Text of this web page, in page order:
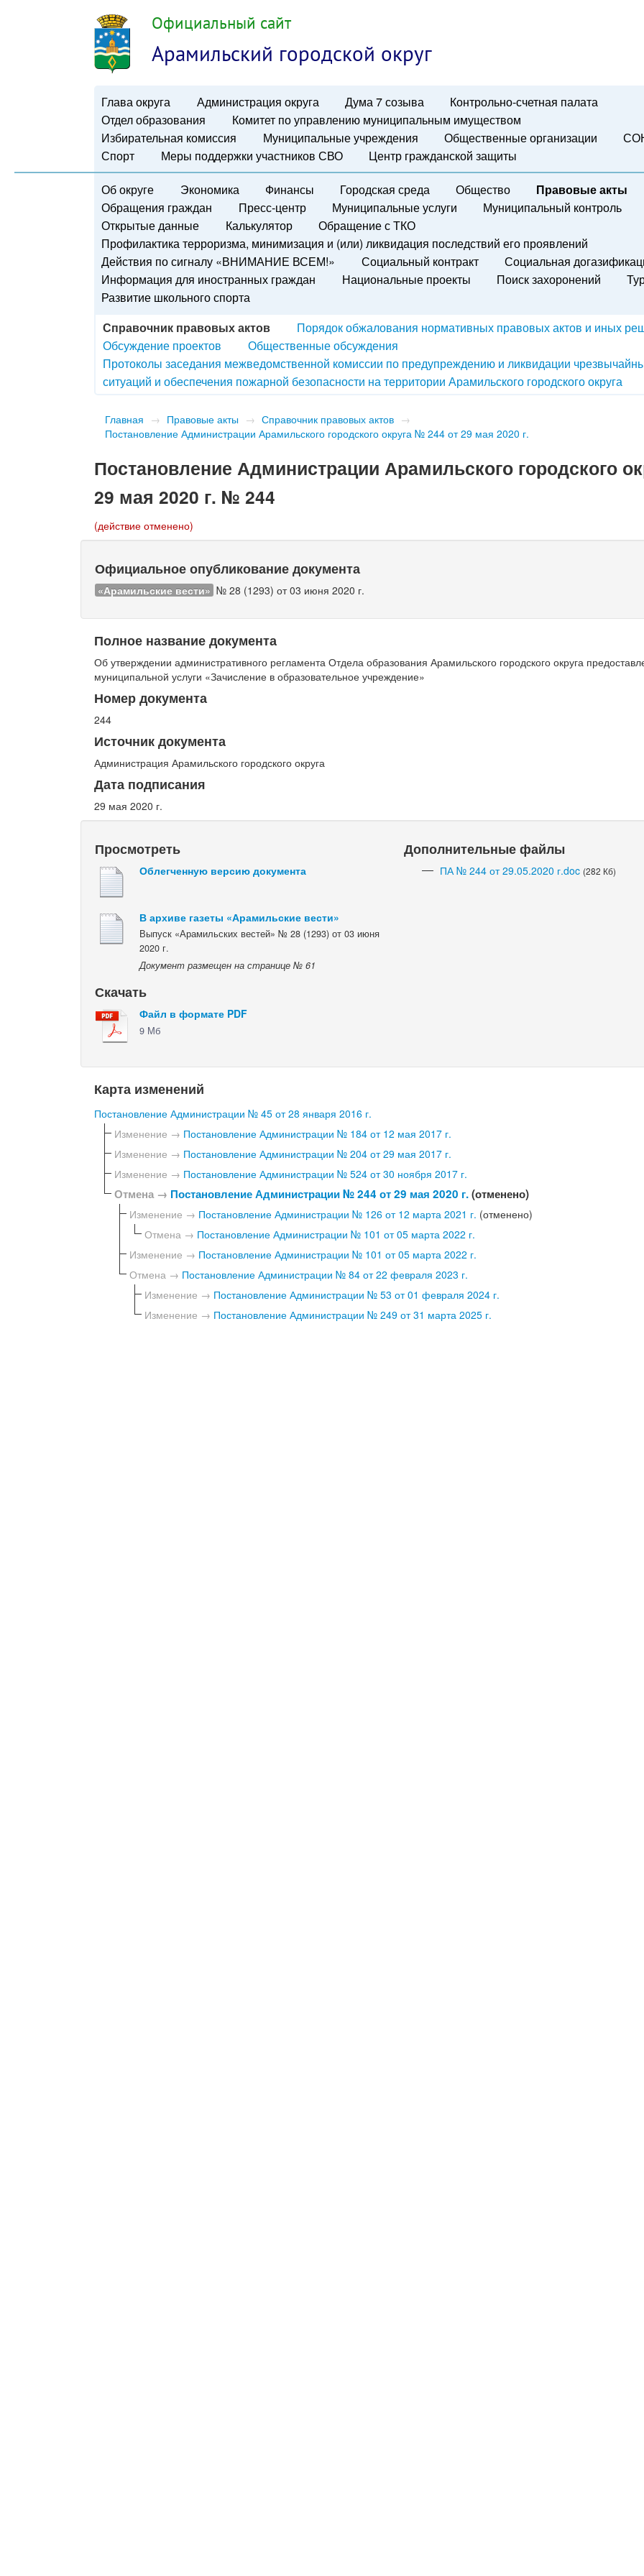
Официальный сайт
Арамильский городской округ
Глава округа Администрация округа Дума 7 созыва
Контрольно-счетная палата
Отдел образования
Комитет по управлению муниципальным имуществом
Избирательная комиссия
Муниципальные учреждения Общественные организации
Спорт
Меры поддержки участников СВО Центр гражданской защиты
Об округе Экономика Финансы Городская среда Общество
Правовые акты
Обращения граждан
Пресс-центр Муниципальные услуги
Муниципальный контроль
Открытые данные
Калькулятор
Обращение с ТКО
Профилактика терроризма, минимизация и (или) ликвидация последствий его проявлений
Действия по сигналу «ВНИМАНИЕ ВСЕМ!»
Социальный контракт
Социальная
Информация для иностранных граждан
Национальные проекты Поиск захоронений
Развитие школьного спорта
Справочник правовых актов
Порядок обжалования нормативных правовых актов и иных
Обсуждение проектов
Общественные обсуждения
Протоколы заседания межведомственной комиссии по предупреждению и ликвидации
ситуаций и обеспечения пожарной безопасности на территории Арамильского городского округа
Главная → Правовые акты → Справочник правовых актов →
Постановление Администрации Арамильского городского округа № 244 от 29 мая 2020 г.
Постановление Администрации Арамильского городского
29 мая 2020 г. № 244
(действие отменено)
Официальное опубликование документа
«Арамильские вести» № 28 (1293) от 03 июня 2020 г.
Полное название документа
Об утверждении административного регламента Отдела образования Арамильского городского округа
муниципальной услуги «Зачисление в образовательное учреждение»
Номер документа
244
Источник документа
Администрация Арамильского городского округа
Дата подписания
29 мая 2020 г.
Просмотреть
Облегченную версию документа
В архиве газеты «Арамильские вести»
Выпуск «Арамильских вестей» № 28 (1293) от 03 июня
2020 г.
Документ размещен на странице № 61
Скачать
Файл в формате PDF
9 Мб
Дополнительные файлы
ПА № 244 от 29.05.2020 г.doc (282 Кб)
Карта изменений
Постановление Администрации № 45 от 28 января 2016 г.
Изменение → Постановление Администрации № 184 от 12 мая 2017 г.
Изменение → Постановление Администрации № 204 от 29 мая 2017 г.
Изменение → Постановление Администрации № 524 от 30 ноября 2017 г.
Отмена → Постановление Администрации № 244 от 29 мая 2020 г.(отменено)
Изменение → Постановление Администрации № 126 от 12 марта 2021 г. (отменено)
Отмена → Постановление Администрации № 101 от 05 марта 2022 г.
Изменение → Постановление Администрации № 101 от 05 марта 2022 г.
Отмена → Постановление Администрации № 84 от 22 февраля 2023 г.
Изменение → Постановление Администрации № 53 от 01 февраля 2024 г.
Изменение → Постановление Администрации № 249 от 31 марта 2025 г.